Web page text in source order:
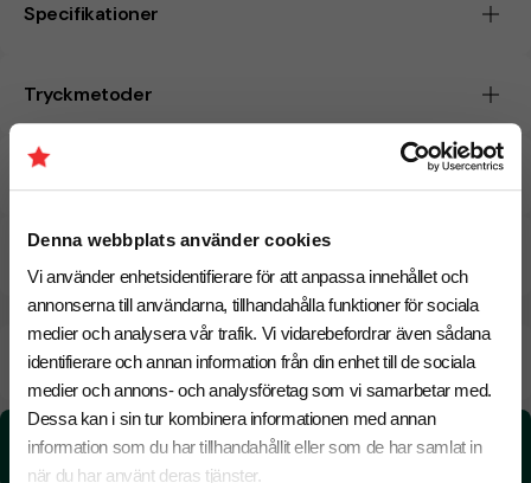
Denna webbplats använder cookies
Vi använder enhetsidentifierare för att anpassa innehållet och
annonserna till användarna, tillhandahålla funktioner för sociala
medier och analysera vår trafik. Vi vidarebefordrar även sådana
identifierare och annan information från din enhet till de sociala
medier och annons- och analysföretag som vi samarbetar med.
Dessa kan i sin tur kombinera informationen med annan
information som du har tillhandahållit eller som de har samlat in
när du har använt deras tjänster.
Specifikationer
Tryckmetoder
Pristabell
CO₂e -avtryck
18 Augusti Beräknad leveranstid: 8 arbetsdagar
Snabbare leverans? Kontakta oss.
CO₂e -avtryck:
2.51 kg CO₂e / per styck